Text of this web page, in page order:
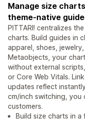
Manage size
theme-native
PITTARI! centralizes
charts. Build guides in
apparel, shoes,
Metaobjects, your
without external
or Core Web Vitals.
updates reflect
cm/inch switching, you
customers.
Build size charts in